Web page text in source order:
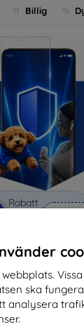
ska
analysera
Billig
Rabatt
Matt
glass
efter mått
170 kr
153 kr